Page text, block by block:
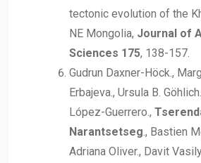
tectonic evolution of the
NE Mongolia, Journal of
Sciences 175, 138-157.
Gudrun Daxner-Höck.,
Erbajeva., Ursula B.
López-Guerrero.,
Narantsetseg ., Bastien
Adriana Oliver., Davit